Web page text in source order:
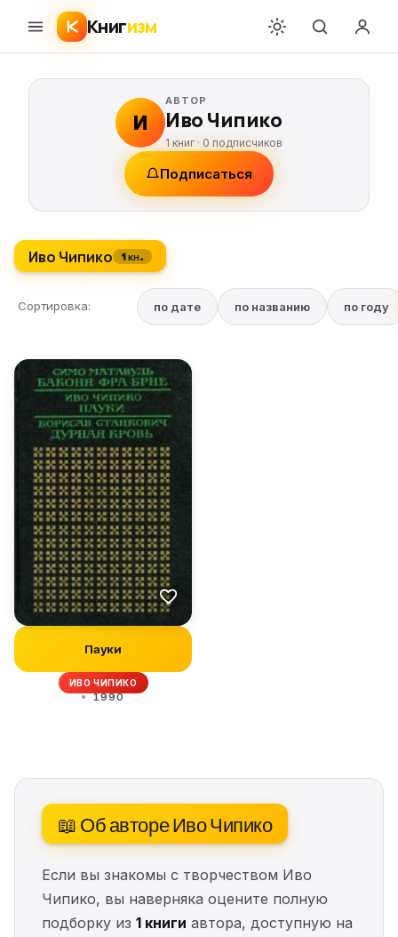
Книгизм
И
АВТОР
Иво Чипико
1 книг · 0 подписчиков
Подписаться
Иво Чипико 1 кн.
Сортировка: по дате по названию по году
Пауки
ИВО ЧИПИКО
1990
📖 Об авторе Иво Чипико
Если вы знакомы с творчеством Иво
Чипико, вы наверняка оцените полную
подборку из 1 книги автора, доступную на